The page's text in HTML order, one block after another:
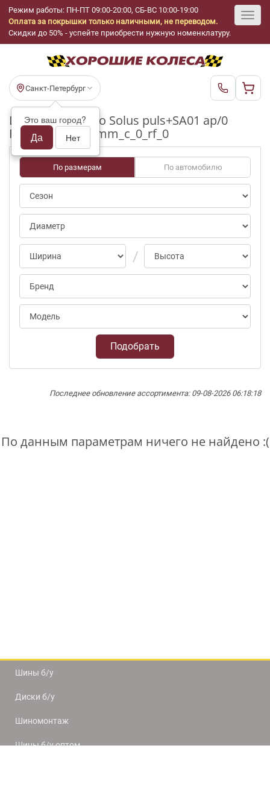
Режим работы: ПН-ПТ 09:00-20:00, СБ-ВС 10:00-19:00
Оплата за покрышки только наличными, не переводом.
Скидки до 50% - успейте приобрести нужную номенклатуру.
Санкт-Петербург
Это ваш город?
Да Нет
Шины бу Kumho Solus puls+SA01 ap/0
R17_215_60_3-4mm_c_0_rf_0
По размерам По автомобилю
Подобрать
Последнее обновление ассортимента: 09-08-2026 06:18:18
По данным параметрам ничего не найдено :(
Шины б/у
Диски б/у
Шиномонтаж
Шины б/у оптом